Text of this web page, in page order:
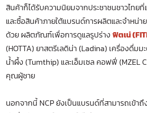
สินค้าก็ได้รับความนิยมจากประชาชนชาวไทยที่
และซื้อสินค้าภายใต้แบรนด์การผลิตและจำหน่
ด้วย ผลิตภัณฑ์เพื่อการดูแลรูปร่าง ฟิตเน่
(HOTTA) ยาสตรีเลดิน่า (Ladina) เครื่องดื่ม
น้ำผึ้ง (Tumthip) และเอ็มเซล คอฟฟี่ (MZEL
คุณผู้ชาย
นอกจากนี้ NCP ยังเป็นแบรนด์ที่สามารถเข้า